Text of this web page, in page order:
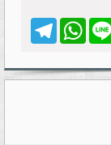
TelegramWhatsApp